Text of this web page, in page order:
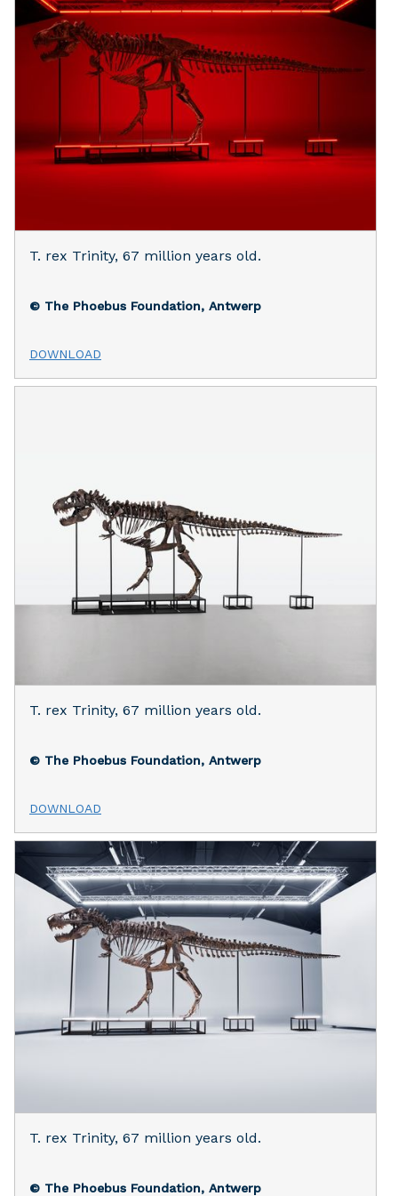
T. rex Trinity, 67 million years old.
© The Phoebus Foundation, Antwerp
DOWNLOAD
T. rex Trinity, 67 million years old.
© The Phoebus Foundation, Antwerp
DOWNLOAD
T. rex Trinity, 67 million years old.
© The Phoebus Foundation, Antwerp